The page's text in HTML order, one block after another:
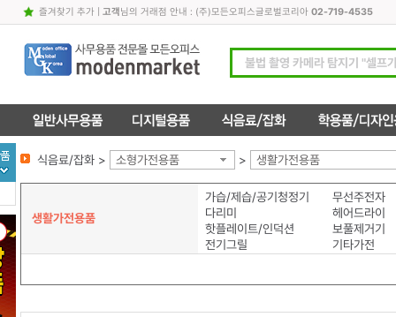
즐겨찾기 추가| 고객님의 거래점 안내 : (주)모든오피스글로벌코리아 02-719-4535
식음료/잡화 > 소형가전용품 > 생활가전용품
생활가전용품
가습/제습/공기청정기
무선주전자
다리미
헤어드라이
핫플레이트/인덕션
보풀제거기
전기그릴
기타가전